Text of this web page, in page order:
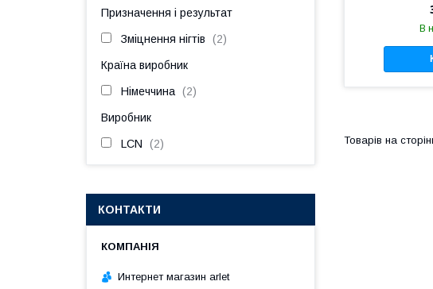
В
Призначення і результат
Зміцнення нігтів 2
Країна виробник
Німеччина 2
Виробник
LCN 2
КОНТАКТИ
Интернет магазин arlet